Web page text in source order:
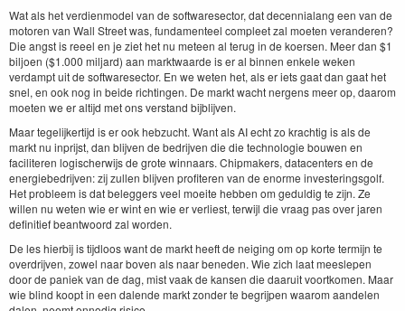
Wat als het verdienmodel van de softwaresector, dat decennialang een van de
motoren van Wall Street was, fundamenteel compleet zal moeten veranderen?
Die angst is reeel en je ziet het nu meteen al terug in de koersen. Meer dan $1
biljoen ($1.000 miljard) aan marktwaarde is er al binnen enkele weken
verdampt uit de softwaresector. En we weten het, als er iets gaat dan gaat het
snel, en ook nog in beide richtingen. De markt wacht nergens meer op, daarom
moeten we er altijd met ons verstand bijblijven.
Maar tegelijkertijd is er ook hebzucht. Want als AI echt zo krachtig is als de
markt nu inprijst, dan blijven de bedrijven die die technologie bouwen en
faciliteren logischerwijs de grote winnaars. Chipmakers, datacenters en de
energiebedrijven: zij zullen blijven profiteren van de enorme investeringsgolf.
Het probleem is dat beleggers veel moeite hebben om geduldig te zijn. Ze
willen nu weten wie er wint en wie er verliest, terwijl die vraag pas over jaren
definitief beantwoord zal worden.
De les hierbij is tijdloos want de markt heeft de neiging om op korte termijn te
overdrijven, zowel naar boven als naar beneden. Wie zich laat meeslepen
door de paniek van de dag, mist vaak de kansen die daaruit voortkomen. Maar
wie blind koopt in een dalende markt zonder te begrijpen waarom aandelen